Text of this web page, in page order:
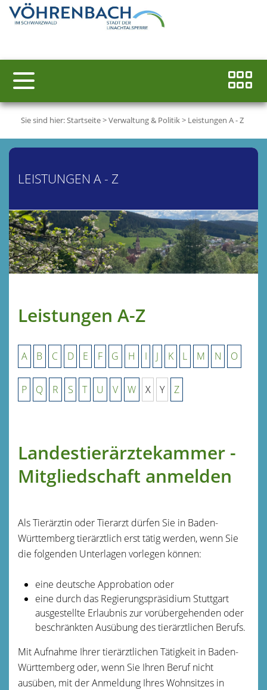
Sie sind hier:Startseite>Verwaltung & Politik> Leistungen A - Z
LEISTUNGEN A - Z
Leistungen A-Z
A B C D E F G H I J K L M N O
P Q R S T U V W X Y Z
Landestierärztekammer -
Mitgliedschaft anmelden
Als Tierärztin oder Tierarzt dürfen Sie in Baden-
Württemberg tierärztlich erst tätig werden, wenn Sie
die folgenden Unterlagen vorlegen können:
eine deutsche Approbation oder
eine durch das Regierungspräsidium Stuttgart
ausgestellte Erlaubnis zur vorübergehenden oder
beschränkten Ausübung des tierärztlichen Berufs.
Mit Aufnahme Ihrer tierärztlichen Tätigkeit in Baden-
Württemberg oder, wenn Sie Ihren Beruf nicht
ausüben, mit der Anmeldung Ihres Wohnsitzes in